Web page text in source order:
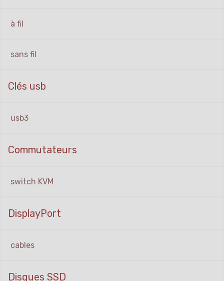
à fil
sans fil
Clés usb
usb3
Commutateurs
switch KVM
DisplayPort
cables
Disques SSD